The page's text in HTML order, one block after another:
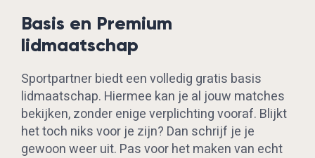
Basis en Premium
lidmaatschap
Sportpartner biedt een volledig gratis basis
lidmaatschap. Hiermee kan je al jouw matches
bekijken, zonder enige verplichting vooraf. Blijkt
het toch niks voor je zijn? Dan schrijf je je
gewoon weer uit. Pas voor het maken van echt